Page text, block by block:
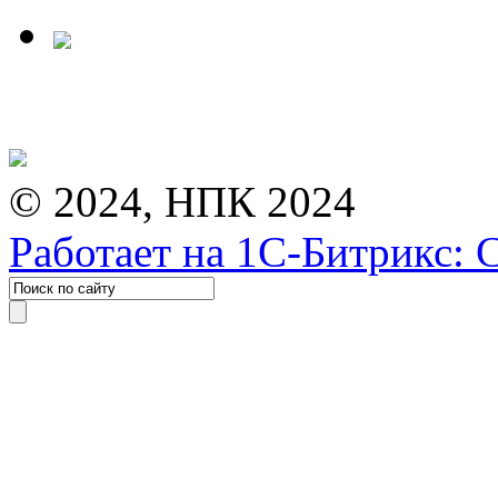
© 2024, НПК 2024
Работает на 1С-Битрикс: